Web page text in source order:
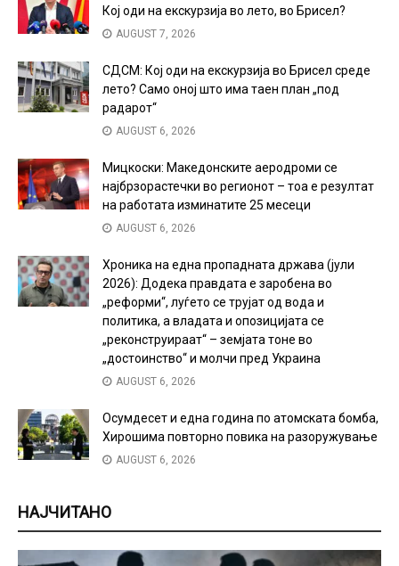
Кој оди на екскурзија во лето, во Брисел?
AUGUST 7, 2026
СДСМ: Кој оди на екскурзија во Брисел среде
лето? Само оној што има таен план „под
радарот“
AUGUST 6, 2026
Мицкоски: Македонските аеродроми се
најбрзорастечки во регионот – тоа е резултат
на работата изминатите 25 месеци
AUGUST 6, 2026
Хроника на една пропадната држава (јули
2026): Додека правдата е заробена во
„реформи“, луѓето се трујат од вода и
политика, а владата и опозицијата се
„реконструираат“ – земјата тоне во
„достоинство“ и молчи пред Украина
AUGUST 6, 2026
Осумдесет и една година по атомската бомба,
Хирошима повторно повика на разоружување
AUGUST 6, 2026
НАЈЧИТАНО